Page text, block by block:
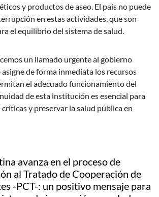
y productos de aseo. El país no puede
en estas actividades, que son
el equilibrio del sistema de salud.
un llamado urgente al gobierno
de forma inmediata los recursos
el adecuado funcionamiento del
de esta institución es esencial para
y preservar la salud pública en
avanza en el proceso de
al Tratado de Cooperación de
-PCT-: un positivo mensaje para